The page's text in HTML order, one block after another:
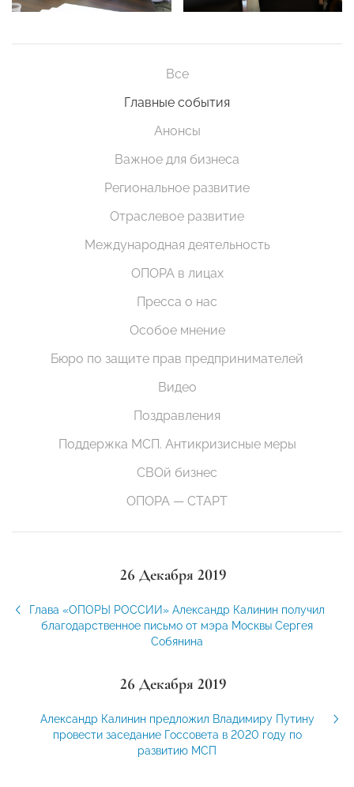
Все
Главные события
Анонсы
Важное для бизнеса
Региональное развитие
Отраслевое развитие
Международная деятельность
ОПОРА в лицах
Пресса о нас
Особое мнение
Бюро по защите прав предпринимателей
Видео
Поздравления
Поддержка МСП. Антикризисные меры
СВОй бизнес
ОПОРА — СТАРТ
26 Декабря 2019
Глава «ОПОРЫ РОССИИ» Александр Калинин получил
благодарственное письмо от мэра Москвы Сергея
Собянина
26 Декабря 2019
Александр Калинин предложил Владимиру Путину
провести заседание Госсовета в 2020 году по
развитию МСП